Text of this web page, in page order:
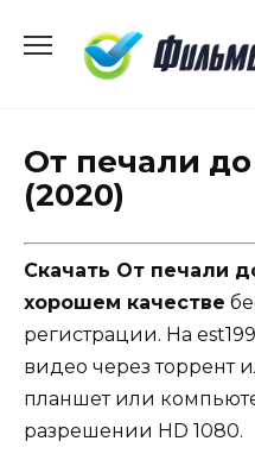
содержанию
От печали
(2020)
Скачать От печали
хорошем качестве
регистрации. На
видео через торрент
планшет или
разрешении HD 1080.